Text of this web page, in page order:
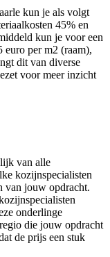
kun je als volgt
45% en
kun je voor een
euro per m2 (raam),
dit van diverse
voor meer inzicht
van alle
kozijnspecialisten
van jouw opdracht.
onderlinge
die jouw opdracht
de prijs een stuk